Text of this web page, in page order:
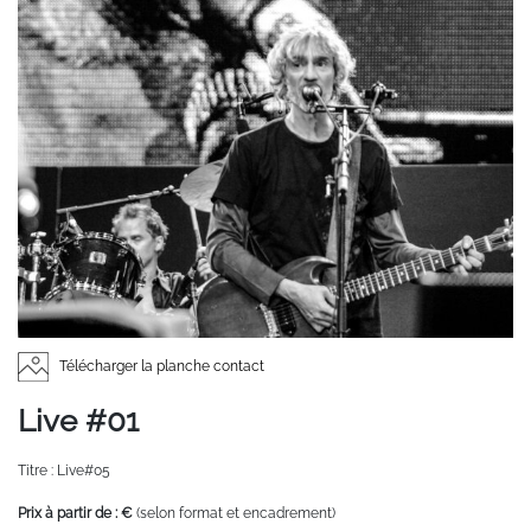
Télécharger la planche contact
Live #01
Titre : Live#05
Prix à partir de : € (selon format et encadrement)